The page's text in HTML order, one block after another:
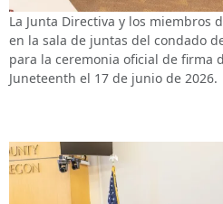
La Junta Directiva y los miembros
en la sala de juntas del condado
para la ceremonia oficial de firma
Juneteenth el 17 de junio de 2026.